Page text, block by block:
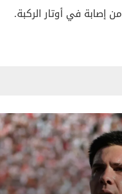
من إصابة في أوتار الركبة.